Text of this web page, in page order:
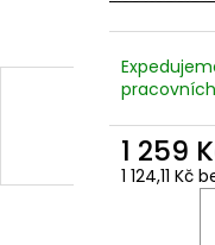
1 259
1 124,11 Kč